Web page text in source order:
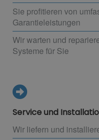
Sie profitieren von
Garantieleistungen
Wir warten und
Systeme für Sie
Service und
Wir liefern und